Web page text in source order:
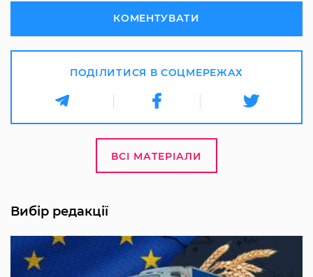
КОМЕНТУВАТИ
ПОДІЛИТИСЯ В СОЦМЕРЕЖАХ
ВСІ МАТЕРІАЛИ
Вибір редакції